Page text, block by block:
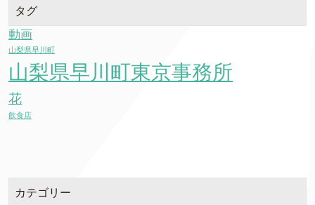
タグ
動画
山梨県早川町
山梨県早川町東京事務所
花
飲食店
カテゴリー